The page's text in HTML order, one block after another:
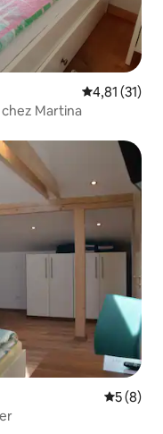
Évaluation
4,81 (31)
Martina
5 (8)